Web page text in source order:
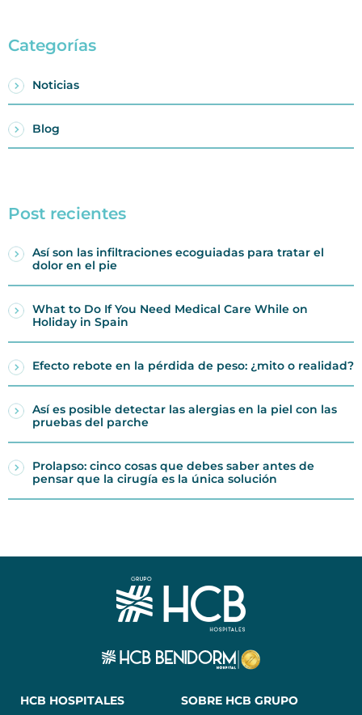
Categorías
Noticias
Blog
Post recientes
Así son las infiltraciones ecoguiadas para tratar el
dolor en el pie
What to Do If You Need Medical Care While on
Holiday in Spain
Efecto rebote en la pérdida de peso: ¿mito o realidad?
Así es posible detectar las alergias en la piel con las
pruebas del parche
Prolapso: cinco cosas que debes saber antes de
pensar que la cirugía es la única solución
HCB HOSPITALES SOBRE HCB GRUPO